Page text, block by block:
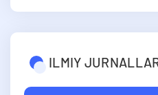
ILMIY